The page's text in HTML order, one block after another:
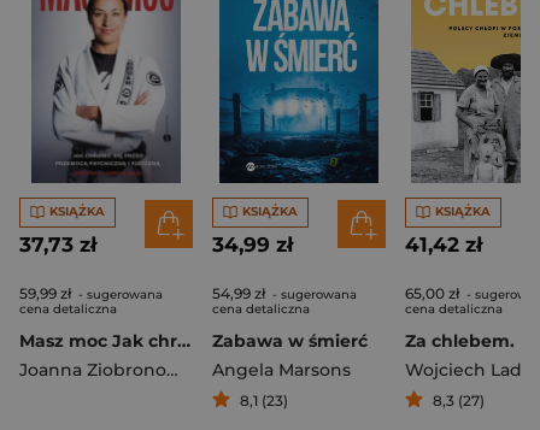
KSIĄŻKA
37,73 zł
59,99 zł - sugerowana
cena detaliczna
Masz moc Jak chronić się przed przemocą psychiczną i fizyczną
Joanna Ziobronowicz
KSIĄŻKA
34,99 zł
54,99 zł - sugerowana
cena detaliczna
Zabawa w śmierć
Angela Marsons
8,1 (23)
KSIĄŻKA
41,42 zł
65,00 zł -
cena detaliczna
Wojciech Lada
8,3 (27)